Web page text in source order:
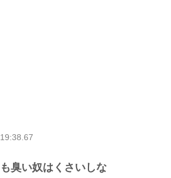
臭い奴はくさいしな